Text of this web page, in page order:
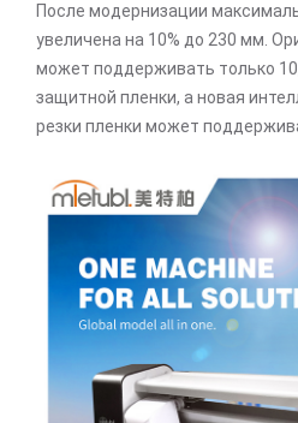
После модернизации
увеличена на 10% до 230 мм.
может поддерживать только
защитной пленки, а новая
резки пленки может